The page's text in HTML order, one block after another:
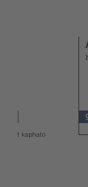
pont kapható